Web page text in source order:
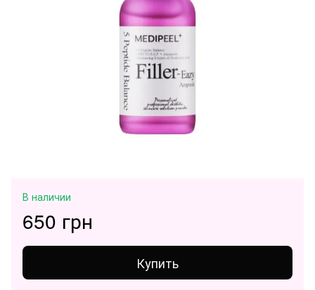
В наличии
650 грн
Купить